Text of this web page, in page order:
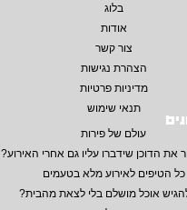
עולם של פירות
את הדוכן שידברו עליו גם אחרי האירוע?
כל הטיפים לאירוע מלא בטעמים
אוכל מושלם בלי לצאת מהבית?
בלוג
אודות
צור קשר
הצהרת נגישות
מדיניות פרטיות
תנאי שימוש